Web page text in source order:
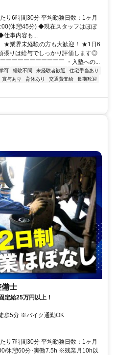
り6時間30分 平均勤務日数：1ヶ月
休憩45分) ◆現在スタッフはほぼ
仕事内容も...
★業界未経験の方も大歓迎！ ★1日6
張りは給与でしっかり評価します◎
￣￣￣￣￣￣￣￣￣￣ ・入塾への...
可 経験不問 未経験者歓迎
住宅手当あり
賞与あり 育休あり 交通費支給
長期歓迎
士
定給25万円以上！
歩5分 ※バイク通勤OK
り7時間30分 平均勤務日数：1ヶ月
休憩60分･実働7.5h ※残業月10h以